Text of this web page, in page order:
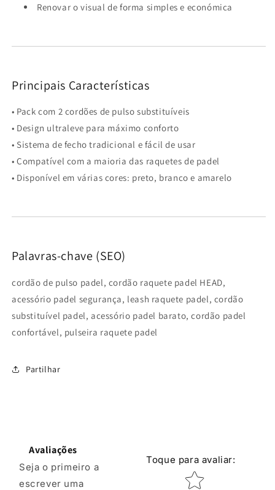
Renovar o visual de forma simples e económica
Principais Características
• Pack com 2 cordões de pulso substituíveis
• Design ultraleve para máximo conforto
• Sistema de fecho tradicional e fácil de usar
• Compatível com a maioria das raquetes de padel
• Disponível em várias cores: preto, branco e amarelo
Palavras-chave (SEO)
cordão de pulso padel, cordão raquete padel HEAD,
acessório padel segurança, leash raquete padel, cordão
substituível padel, acessório padel barato, cordão padel
confortável, pulseira raquete padel
Partilhar
Avaliações
Seja o primeiro a
escrever uma
Toque para avaliar:
Classificação por